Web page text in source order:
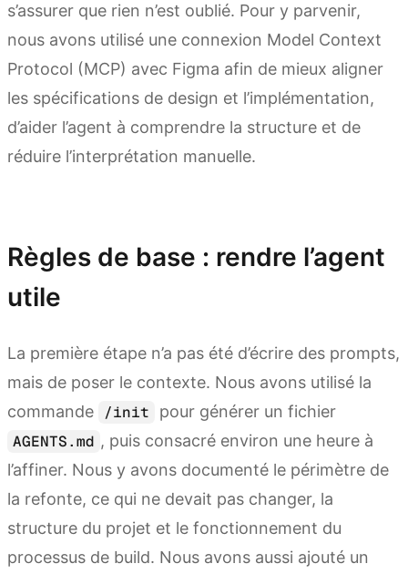
s’assurer que rien n’est oublié. Pour y parvenir,
nous avons utilisé une connexion Model Context
Protocol (MCP) avec Figma afin de mieux aligner
les spécifications de design et l’implémentation,
d’aider l’agent à comprendre la structure et de
réduire l’interprétation manuelle.
Règles de base : rendre l’agent
utile
La première étape n’a pas été d’écrire des prompts,
mais de poser le contexte. Nous avons utilisé la
commande
/init
pour générer un fichier
AGENTS.md , puis consacré environ une heure à
l’affiner. Nous y avons documenté le périmètre de
la refonte, ce qui ne devait pas changer, la
structure du projet et le fonctionnement du
processus de build. Nous avons aussi ajouté un